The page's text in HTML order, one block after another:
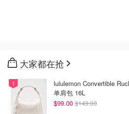
大家都在抢
lululemon Convertible
单肩包 16L
$99.00 $149.00